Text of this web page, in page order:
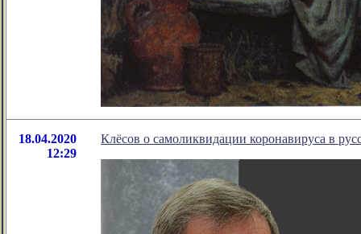
18.04.2020
12:29
Клёсов о самоликвидации коронавируса в